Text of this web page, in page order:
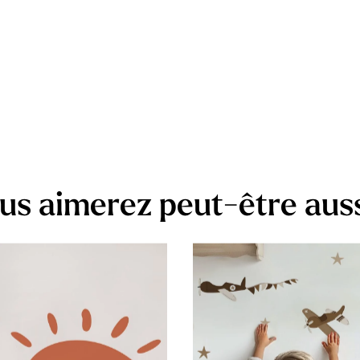
aimerez peut-être